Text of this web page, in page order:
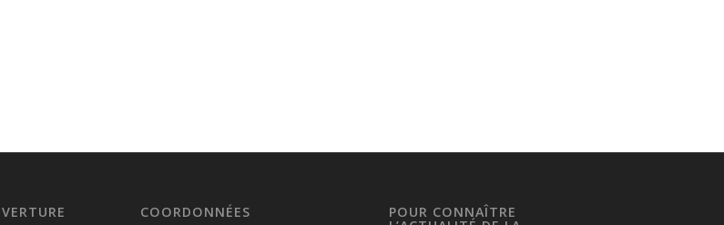
COORDONNÉES POUR CONNAÎTRE